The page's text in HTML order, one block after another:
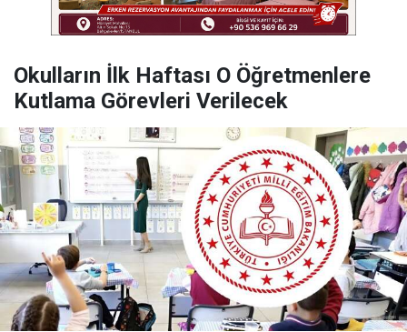
Okulların İlk Haftası O Öğretmenlere
Kutlama Görevleri Verilecek